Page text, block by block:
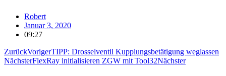
Robert
Januar 3, 2020
09:27
ZurückVorigerTIPP: Drosselventil Kupplungsbetätigung weglassen
NächsterFlexRay initialisieren ZGW mit Tool32Nächster